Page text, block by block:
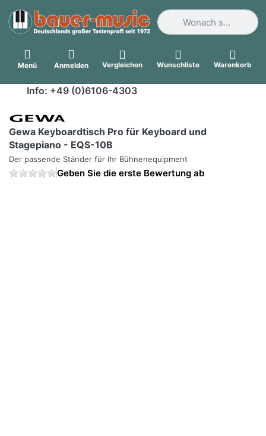
Geben Sie einen
Menü Anmelden Vergleichen Wunschliste Warenkorb
Info: +49 (0)6106-4303
Gewa Keyboardtisch Pro für Keyboard und
Stagepiano - EQS-10B
Der passende Ständer für Ihr Bühnenequipment
Geben Sie die erste Bewertung ab